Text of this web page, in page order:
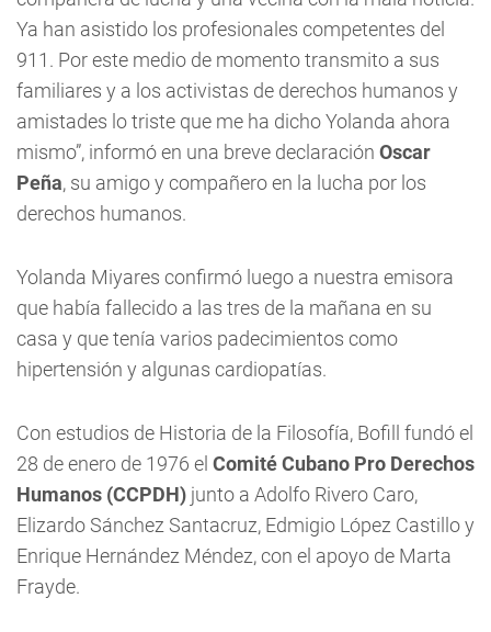
Ya han asistido los profesionales competentes del
911. Por este medio de momento transmito a sus
familiares y a los activistas de derechos humanos y
amistades lo triste que me ha dicho Yolanda ahora
mismo”, informó en una breve declaración Oscar
Peña, su amigo y compañero en la lucha por los
derechos humanos.
Yolanda Miyares confirmó luego a nuestra emisora
que había fallecido a las tres de la mañana en su
casa y que tenía varios padecimientos como
hipertensión y algunas cardiopatías.
Con estudios de Historia de la Filosofía, Bofill fundó el
28 de enero de 1976 el Comité Cubano Pro Derechos
Humanos (CCPDH) junto a Adolfo Rivero Caro,
Elizardo Sánchez Santacruz, Edmigio López Castillo y
Enrique Hernández Méndez, con el apoyo de Marta
Frayde.